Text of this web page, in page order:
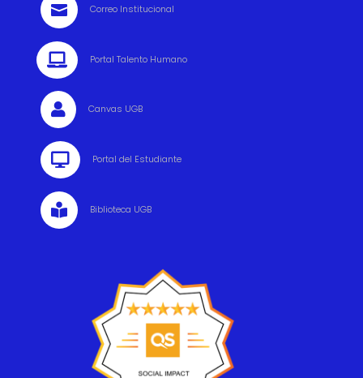
 Correo Institucional
 Portal Talento Humano
 Canvas UGB
 Portal del Estudiante
 Biblioteca UGB